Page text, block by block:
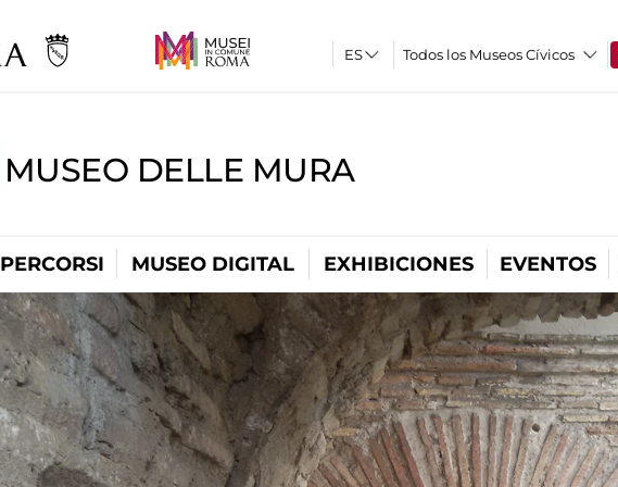
Todos los Museos Cívicos
MUSEO DELLE MURA
PERCORSI MUSEO DIGITAL EXHIBICIONES EVENTOS